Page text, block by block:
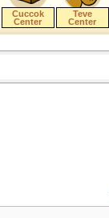
Cuccok
Center
Teve
Center